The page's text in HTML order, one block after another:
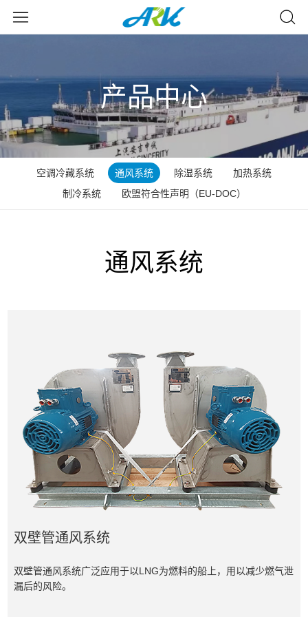
产品中心
空调冷藏系统 通风系统 除湿系统
加热系统
制冷系统
欧盟符合性声明（EU-DOC）
通风系统
双壁管通风系统
双壁管通风系统广泛应用于以LNG为燃料的船上，用以减少燃气泄
漏后的风险。